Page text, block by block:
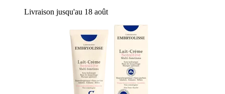
Livraison jusqu'au 18 août